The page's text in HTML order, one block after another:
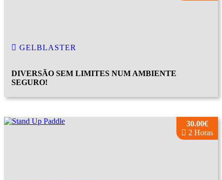
GELBLASTER
DIVERSÃO SEM LIMITES NUM AMBIENTE
SEGURO!
30.00€
2 Horas